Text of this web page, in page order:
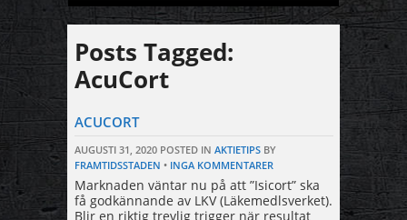
Posts Tagged:
AcuCort
ACUCORT
AUGUSTI 31, 2020POSTED IN AKTIETIPSBY
FRAMTIDSSTADEN • INGA KOMMENTARER
Marknaden väntar nu på att ”Isicort” ska
få godkännande av LKV (Läkemedlsverket).
Blir en riktig trevlig trigger när resultat